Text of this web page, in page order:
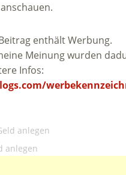
enthält Werbung.
Meinung wurden
Infos:
anlegen
anlegen